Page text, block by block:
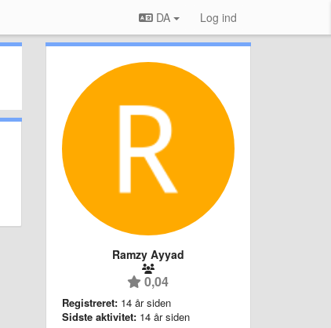
DA Log ind
Ramzy Ayyad
0,04
Registreret: 14 år siden
Sidste aktivitet: 14 år siden